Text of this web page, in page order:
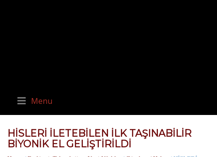
Menu
HİSLERİ İLETEBİLEN İLK TAŞINABİLİR
BİYONİK EL GELİŞTİRİLDİ